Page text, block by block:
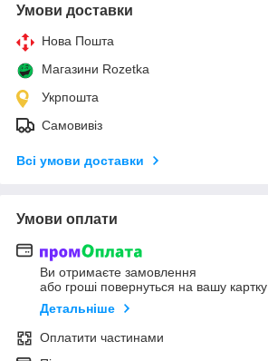
Умови доставки
Нова Пошта
Магазини Rozetka
Укрпошта
Самовивіз
Всі умови доставки
Умови оплати
Ви отримаєте замовлення
або гроші повернуться на вашу картку
Детальніше
Оплатити частинами